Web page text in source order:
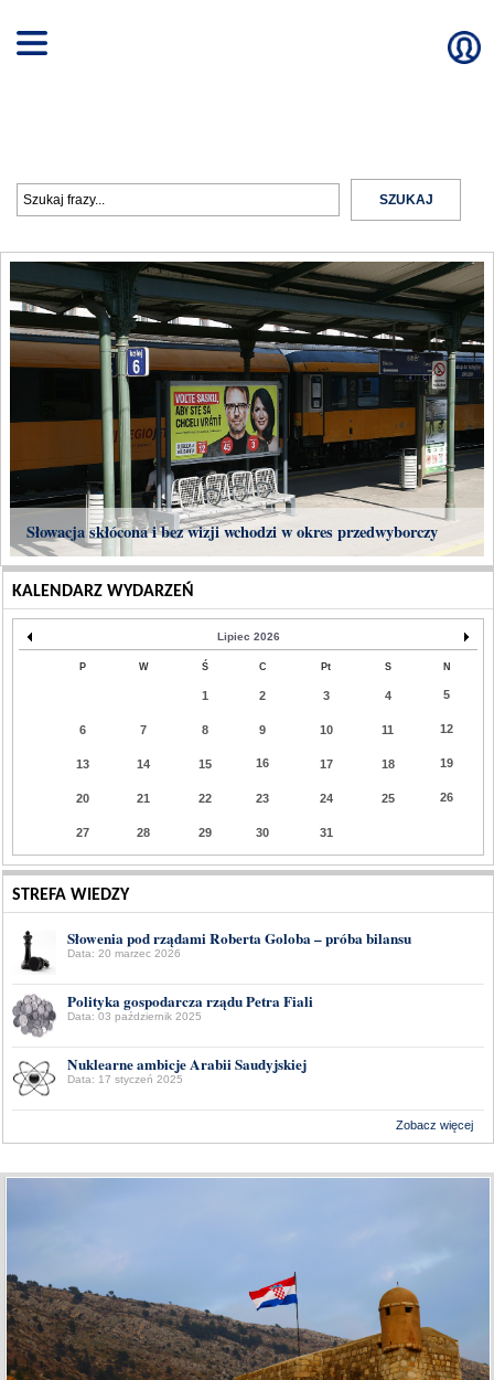
Słowacja skłócona i bez wizji wchodzi w okres przedwyborczy
KALENDARZ WYDARZEŃ
Lipiec 2026
P W Ś C Pt S N
1 2 3 4 5
6 7 8 9 10 11 12
13 14 15 16 17 18 19
20 21 22 23 24 25 26
27 28 29 30 31
STREFA WIEDZY
Słowenia pod rządami Roberta Goloba – próba bilansu
Data: 20 marzec 2026
Polityka gospodarcza rządu Petra Fiali
Data: 03 październik 2025
Nuklearne ambicje Arabii Saudyjskiej
Data: 17 styczeń 2025
Zobacz więcej